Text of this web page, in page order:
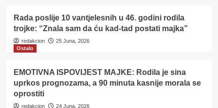
Rada poslije 10 vantjelesnih u 46. godini rodila
trojke: “Znala sam da ću kad-tad postati majka”
redakcion
25 Juna, 2026
Ostalo
EMOTIVNA ISPOVIJEST MAJKE: Rodila je sina
uprkos prognozama, a 90 minuta kasnije morala se
oprostiti
redakcion 24 Juna, 2026